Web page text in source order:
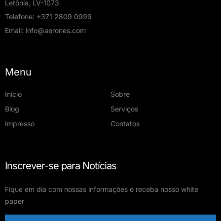
Letônia, LV-1073
Telefone: +371 2809 0999
Email: info@aerones.com
Menu
Início
Sobre
Blog
Serviços
Impresso
Contatos
Inscrever-se para Notícias
Fique em dia com nossas informações e receba nosso white
paper